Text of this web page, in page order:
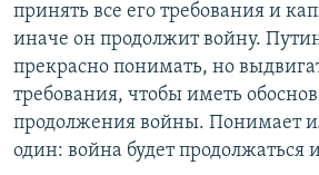
принять все его требования и
иначе он продолжит войну.
прекрасно понимать, но
требования, чтобы иметь
продолжения войны. Понимает
один: война будет продолжаться